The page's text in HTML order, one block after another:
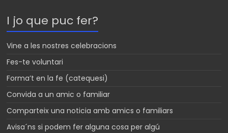
A
p
p
g
e
I jo que puc fer?
Vine a les nostres celebracions
Fes-te voluntari
Forma’t en la fe (catequesi)
Convida a un amic o familiar
Comparteix una noticia amb amics o familiars
Avisa´ns si podem fer alguna cosa per algú